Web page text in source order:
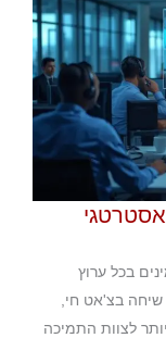
בכל ערוץ
בצ'אט חי,
לצוות התמיכה